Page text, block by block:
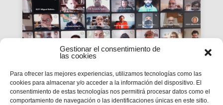
Gestionar el consentimiento de
las cookies
Para ofrecer las mejores experiencias, utilizamos tecnologías como las
cookies para almacenar y/o acceder a la información del dispositivo. El
consentimiento de estas tecnologías nos permitirá procesar datos como el
comportamiento de navegación o las identificaciones únicas en este sitio.
La #PasquaSalesiana 2022